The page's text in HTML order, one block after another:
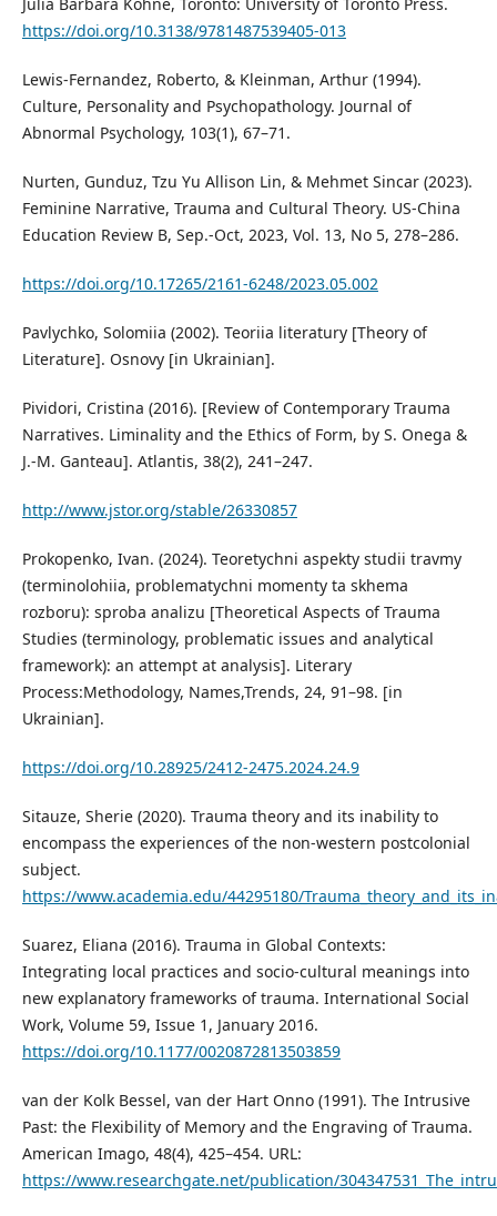
https://doi.org/10.3138/9781487539405-013
Lewis-Fernandez, Roberto, & Kleinman, Arthur (1994).
Culture, Personality and Psychopathology. Journal of
Abnormal Psychology, 103(1), 67–71.
Nurten, Gunduz, Tzu Yu Allison Lin, & Mehmet Sincar (2023).
Feminine Narrative, Trauma and Cultural Theory. US-China
Education Review B, Sep.-Oct, 2023, Vol. 13, No 5, 278–286.
https://doi.org/10.17265/2161-6248/2023.05.002
Pavlychko, Solomiia (2002). Teoriia literatury [Theory of
Literature]. Osnovy [in Ukrainian].
Pividori, Cristina (2016). [Review of Contemporary Trauma
Narratives. Liminality and the Ethics of Form, by S. Onega &
J.-M. Ganteau]. Atlantis, 38(2), 241–247.
http://www.jstor.org/stable/26330857
Prokopenko, Ivan. (2024). Teoretychni aspekty studii travmy
(terminolohiia, problematychni momenty ta skhema
rozboru): sproba analizu [Theoretical Aspects of Trauma
Studies (terminology, problematic issues and analytical
framework): an attempt at analysis]. Literary
Process:Methodology, Names,Trends, 24, 91–98. [in
Ukrainian].
https://doi.org/10.28925/2412-2475.2024.24.9
Sitauze, Sherie (2020). Trauma theory and its inability to
encompass the experiences of the non-western postcolonial
subject.
https://www.academia.edu/44295180/
Suarez, Eliana (2016). Trauma in Global Contexts:
Integrating local practices and socio-cultural meanings into
new explanatory frameworks of trauma. International Social
Work, Volume 59, Issue 1, January 2016.
https://doi.org/10.1177/0020872813503859
van der Kolk Bessel, van der Hart Onno (1991). The Intrusive
Past: the Flexibility of Memory and the Engraving of Trauma.
American Imago, 48(4), 425–454. URL:
https://www.researchgate.net/publication/